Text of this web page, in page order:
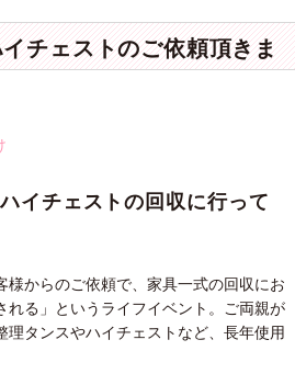
チェストのご依頼頂きま
イチェストの回収に行って
からのご依頼で、家具一式の回収にお
る」というライフイベント。ご両親が
タンスやハイチェストなど、長年使用